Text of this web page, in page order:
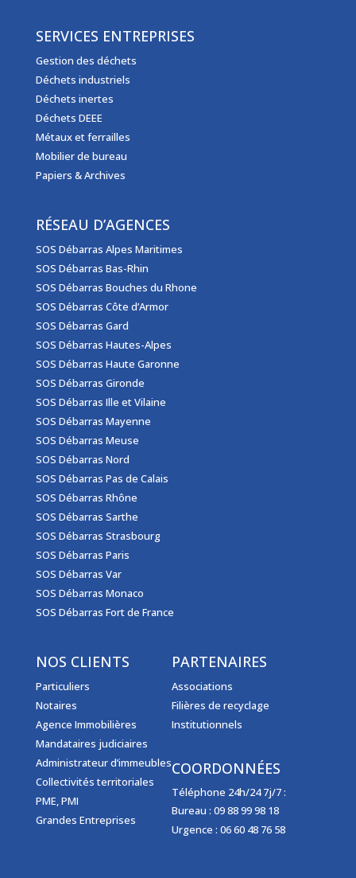
SERVICES ENTREPRISES
Gestion des déchets
Déchets industriels
Déchets inertes
Déchets DEEE
Métaux et ferrailles
Mobilier de bureau
Papiers & Archives
RÉSEAU D’AGENCES
SOS Débarras Alpes Maritimes
SOS Débarras Bas-Rhin
SOS Débarras Bouches du Rhone
SOS Débarras Côte d’Armor
SOS Débarras Gard
SOS Débarras Hautes-Alpes
SOS Débarras Haute Garonne
SOS Débarras Gironde
SOS Débarras Ille et Vilaine
SOS Débarras Mayenne
SOS Débarras Meuse
SOS Débarras Nord
SOS Débarras Pas de Calais
SOS Débarras Rhône
SOS Débarras Sarthe
SOS Débarras Strasbourg
SOS Débarras Paris
SOS Débarras Var
SOS Débarras Monaco
SOS Débarras Fort de France
NOS CLIENTS
Particuliers
Notaires
Agence Immobilières
Mandataires judiciaires
Administrateur d’immeubles
Collectivités territoriales
PME, PMI
Grandes Entreprises
PARTENAIRES
Associations
Filières de recyclage
Institutionnels
COORDONNÉES
Téléphone 24h/24 7j/7 :
Bureau : 09 88 99 98 18
Urgence : 06 60 48 76 58